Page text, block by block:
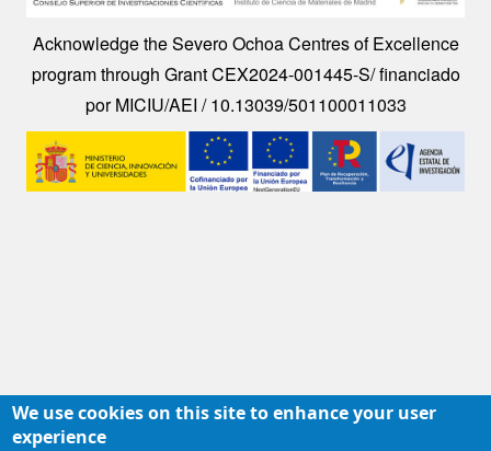
Acknowledge the Severo Ochoa Centres of Excellence
program through Grant CEX2024-001445-S/ financiado
por MICIU/AEI / 10.13039/501100011033
Image
We use cookies on this site to enhance your user
experience